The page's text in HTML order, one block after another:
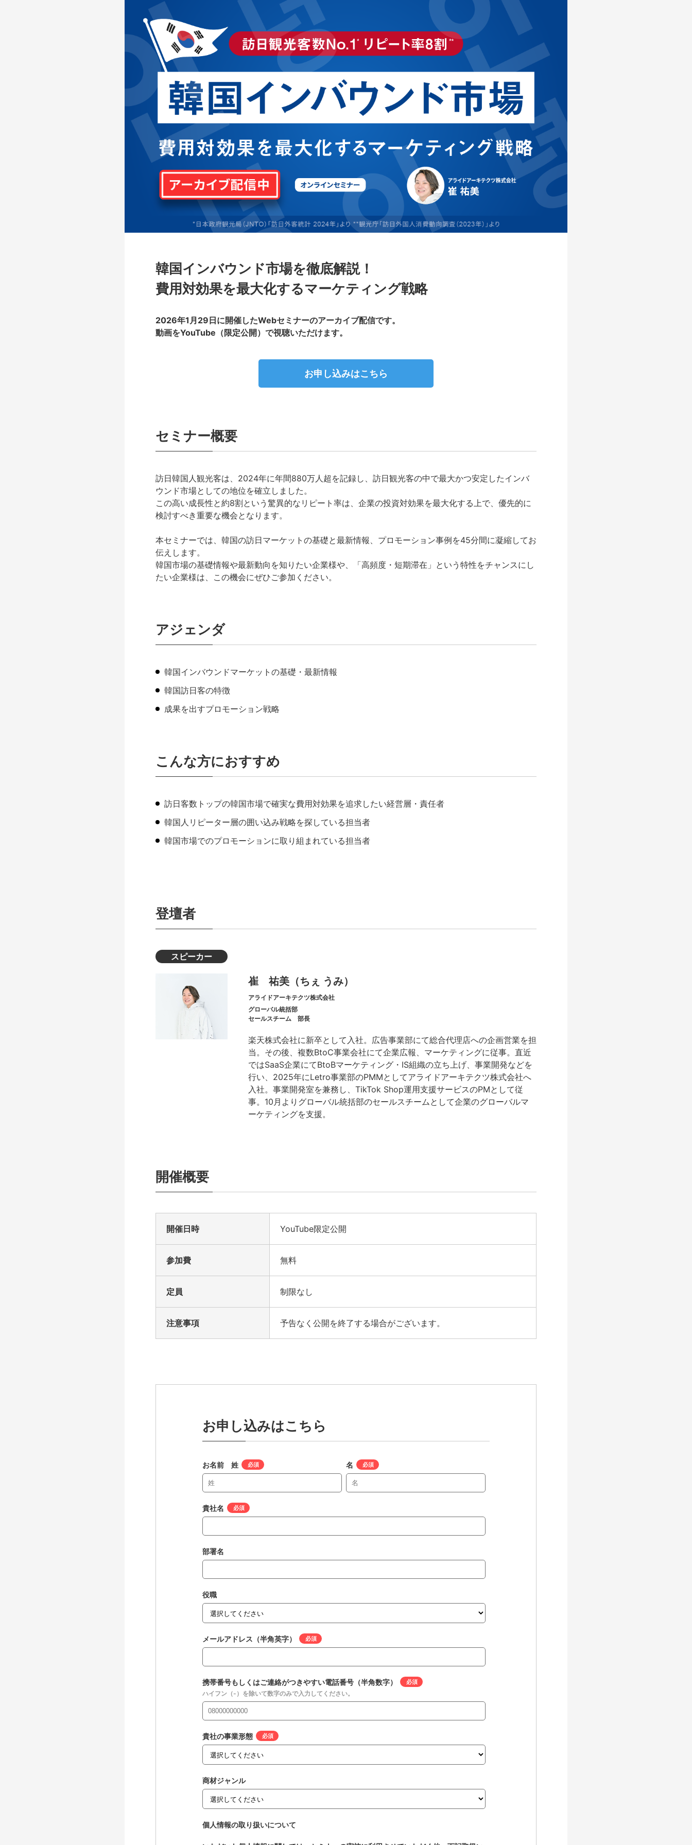
韓国インバウンド市場を徹底解説！
費用対効果を最大化するマーケティング戦略
2026年1月29日に開催したWebセミナーのアーカイブ配信です。
動画をYouTube（限定公開）で視聴いただけます。
お申し込みはこちら
セミナー概要
訪日韓国人観光客は、2024年に年間880万人超を記録し、訪日観光客の中で最大かつ安定したインバ
ウンド市場としての地位を確立しました。
この高い成長性と約8割という驚異的なリピート率は、企業の投資対効果を最大化する上で、優先的に
検討すべき重要な機会となります。
本セミナーでは、韓国の訪日マーケットの基礎と最新情報、プロモーション事例を45分間に凝縮してお
伝えします。
韓国市場の基礎情報や最新動向を知りたい企業様や、「高頻度・短期滞在」という特性をチャンスにし
たい企業様は、この機会にぜひご参加ください。
アジェンダ
韓国インバウンドマーケットの基礎・最新情報
韓国訪日客の特徴
成果を出すプロモーション戦略
こんな方におすすめ
訪日客数トップの韓国市場で確実な費用対効果を追求したい経営層・責任者
韓国人リピーター層の囲い込み戦略を探している担当者
韓国市場でのプロモーションに取り組まれている担当者
登壇者
スピーカー
崔 祐美（ちぇ うみ）
アライドアーキテクツ株式会社
グローバル統括部
セールスチーム 部長
楽天株式会社に新卒として入社。広告事業部にて総合代理店への企画営業を担
当。その後、複数BtoC事業会社にて企業広報、マーケティングに従事。直近
ではSaaS企業にてBtoBマーケティング・IS組織の立ち上げ、事業開発などを
行い、2025年にLetro事業部のPMMとしてアライドアーキテクツ株式会社へ
入社。事業開発室を兼務し、TikTok Shop運用支援サービスのPMとして従
事。10月よりグローバル統括部のセールスチームとして企業のグローバルマ
ーケティングを支援。
開催概要
開催日時 YouTube限定公開
参加費 無料
定員 制限なし
注意事項 予告なく公開を終了する場合がございます。
お申し込みはこちら
お名前 姓 名
貴社名
部署名
役職
メールアドレス（半角英字）
携帯番号もしくはご連絡がつきやすい電話番号（半角数字）
ハイフン（-）を除いて数字のみで入力してください。
貴社の事業形態
商材ジャンル
個人情報の取り扱いについて